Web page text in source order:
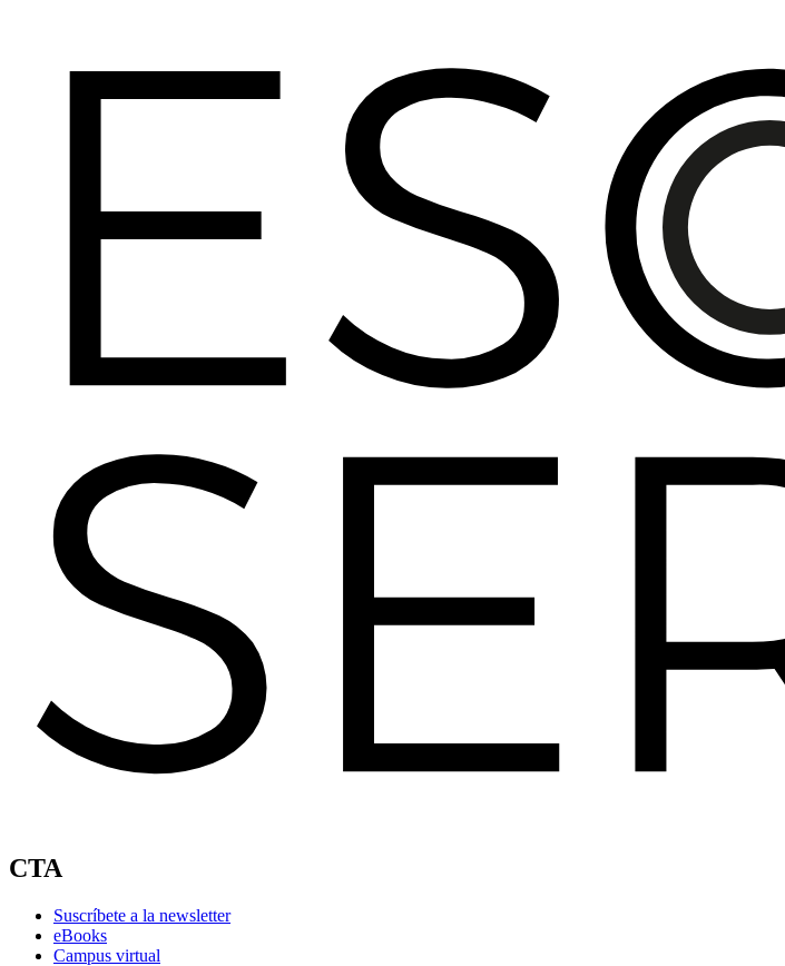
CTA
Suscríbete a la newsletter
eBooks
Campus virtual